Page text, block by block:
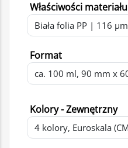
Właściwości materiału
Format
Kolory - Zewnętrzny